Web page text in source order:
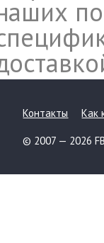
Контакты Как
© 2007 — 2026